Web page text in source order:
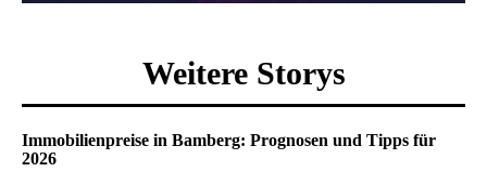
Weitere Storys
Immobilienpreise in Bamberg: Prognosen und Tipps für
2026